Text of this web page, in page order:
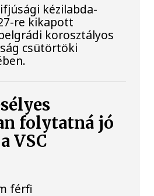
kézilabda-
re kikapott
korosztályos
csütörtöki
folytatná jó
VSC
férfi